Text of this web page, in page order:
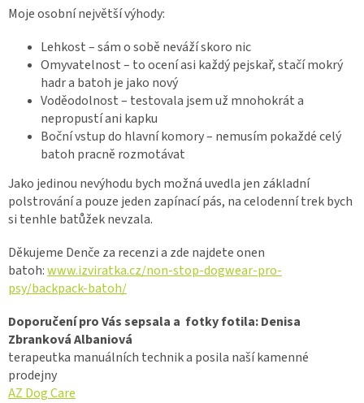
Moje osobní největší výhody:
Lehkost – sám o sobě neváží skoro nic
Omyvatelnost – to ocení asi každý pejskař, stačí mokrý
hadr a batoh je jako nový
Voděodolnost – testovala jsem už mnohokrát a
nepropustí ani kapku
Boční vstup do hlavní komory – nemusím pokaždé celý
batoh pracně rozmotávat
Jako jedinou nevýhodu bych možná uvedla jen základní
polstrování a pouze jeden zapínací pás, na celodenní trek bych
si tenhle batůžek nevzala.
Děkujeme Denče za recenzi a zde najdete onen
batoh:www.izviratka.cz/non-stop-dogwear-pro-
psy/backpack-batoh/
Doporučení pro Vás sepsala a fotky fotila: Denisa
Zbranková Albaniová
terapeutka manuálních technik a posila naší kamenné
prodejny
AZ Dog Care